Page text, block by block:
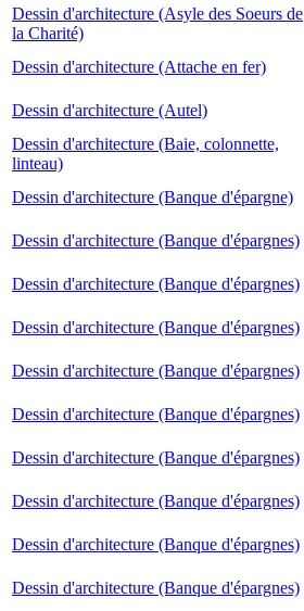
Dessin d'architecture (Asyle des Soeurs de
la Charité)
Dessin d'architecture (Attache en fer)
Dessin d'architecture (Autel)
Dessin d'architecture (Baie, colonnette,
linteau)
Dessin d'architecture (Banque d'épargne)
Dessin d'architecture (Banque d'épargnes)
Dessin d'architecture (Banque d'épargnes)
Dessin d'architecture (Banque d'épargnes)
Dessin d'architecture (Banque d'épargnes)
Dessin d'architecture (Banque d'épargnes)
Dessin d'architecture (Banque d'épargnes)
Dessin d'architecture (Banque d'épargnes)
Dessin d'architecture (Banque d'épargnes)
Dessin d'architecture (Banque d'épargnes)